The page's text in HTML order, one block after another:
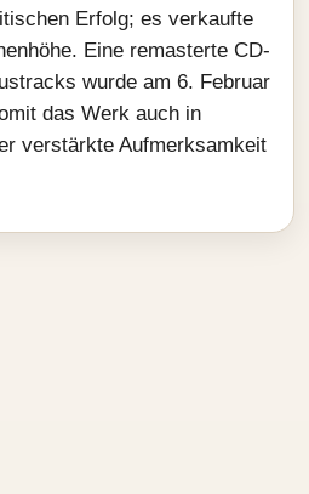
Erfolg; es verkaufte
Eine remasterte CD-
wurde am 6. Februar
das Werk auch in
verstärkte Aufmerksamkeit